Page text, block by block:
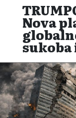
Nova
sukoba